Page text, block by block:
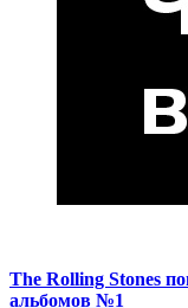
The Rolling Stones
альбомов №1